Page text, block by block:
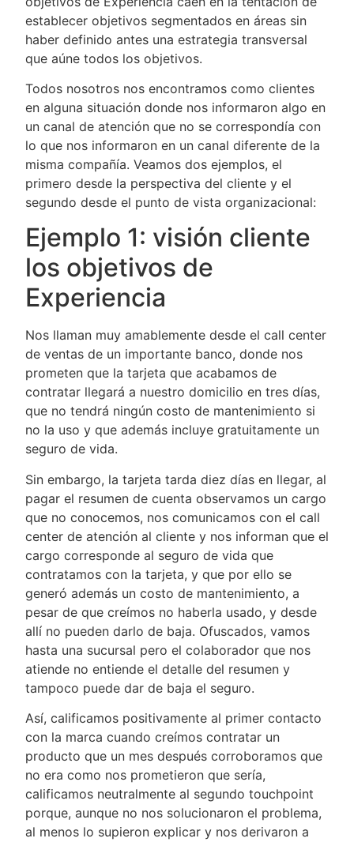
establecer objetivos segmentados en áreas sin
haber definido antes una estrategia transversal
que aúne todos los objetivos.
Todos nosotros nos encontramos como clientes
en alguna situación donde nos informaron algo en
un canal de atención que no se correspondía con
lo que nos informaron en un canal diferente de la
misma compañía. Veamos dos ejemplos, el
primero desde la perspectiva del cliente y el
segundo desde el punto de vista organizacional:
Ejemplo 1: visión cliente
los objetivos de
Experiencia
Nos llaman muy amablemente desde el call center
de ventas de un importante banco, donde nos
prometen que la tarjeta que acabamos de
contratar llegará a nuestro domicilio en tres días,
que no tendrá ningún costo de mantenimiento si
no la uso y que además incluye gratuitamente un
seguro de vida.
Sin embargo, la tarjeta tarda diez días en llegar, al
pagar el resumen de cuenta observamos un cargo
que no conocemos, nos comunicamos con el call
center de atención al cliente y nos informan que el
cargo corresponde al seguro de vida que
contratamos con la tarjeta, y que por ello se
generó además un costo de mantenimiento, a
pesar de que creímos no haberla usado, y desde
allí no pueden darlo de baja. Ofuscados, vamos
hasta una sucursal pero el colaborador que nos
atiende no entiende el detalle del resumen y
tampoco puede dar de baja el seguro.
Así, calificamos positivamente al primer contacto
con la marca cuando creímos contratar un
producto que un mes después corroboramos que
no era como nos prometieron que sería,
calificamos neutralmente al segundo touchpoint
porque, aunque no nos solucionaron el problema,
al menos lo supieron explicar y nos derivaron a